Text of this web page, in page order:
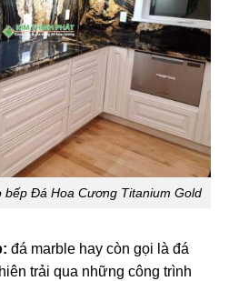
bếp Đá Hoa Cương Titanium Gold
đá marble hay còn gọi là đá
trải qua những công trình